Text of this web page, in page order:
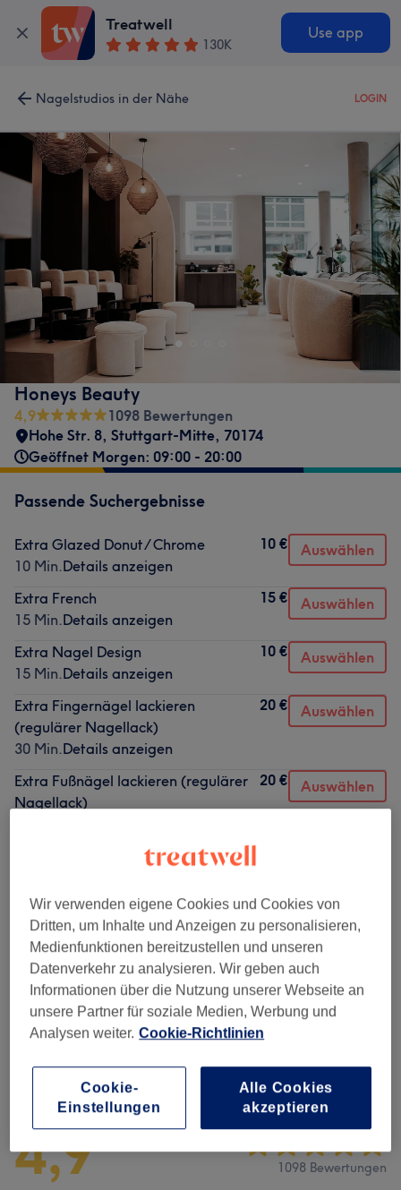
Treatwell
130K
Use app
Nagelstudios in der Nähe LOGIN
Honeys Beauty
4,9
1098 Bewertungen
Hohe Str. 8, Stuttgart-Mitte, 70174
Geöffnet Morgen: 09:00 - 20:00
Passende Suchergebnisse
Extra Glazed Donut/ Chrome
10 Min.Details anzeigen
10 € Auswählen
Extra French
15 Min.Details anzeigen
15 € Auswählen
Extra Nagel Design
15 Min.Details anzeigen
10 € Auswählen
Extra Fingernägel lackieren
(regulärer Nagellack)
30 Min.Details anzeigen
20 € Auswählen
Extra Fußnägel lackieren (regulärer
Nagellack)
20 € Auswählen
Alle Services
Maniküre & Pediküre (22) ab 5 €
Nagelmodellage (2 ab 99 €
Salonbewertungen
4,9 1098 Bewertungen
Wir verwenden eigene Cookies und Cookies von
Dritten, um Inhalte und Anzeigen zu personalisieren,
Medienfunktionen bereitzustellen und unseren
Datenverkehr zu analysieren. Wir geben auch
Informationen über die Nutzung unserer Webseite an
unsere Partner für soziale Medien, Werbung und
Analysen weiter. Cookie-Richtlinien
Cookie-
Einstellungen
Alle Cookies
akzeptieren